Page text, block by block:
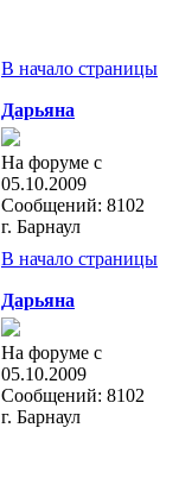
В начало страницы
Дарьяна
На форуме с
05.10.2009
Сообщений: 8102
г. Барнаул
В начало страницы
Дарьяна
На форуме с
05.10.2009
Сообщений: 8102
г. Барнаул